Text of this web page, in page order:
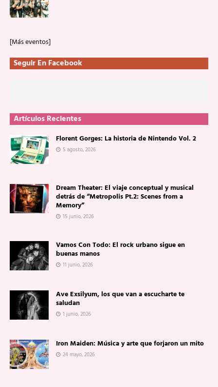
[Más eventos]
Seguir En Facebook
Artículos Recientes
Florent Gorges: La historia de Nintendo Vol. 2
5 agosto, 2026
Dream Theater: El viaje conceptual y musical
detrás de “Metropolis Pt.2: Scenes from a
Memory”
15 junio, 2026
Vamos Con Todo: El rock urbano sigue en
buenas manos
11 junio, 2026
Ave Exsilyum, los que van a escucharte te
saludan
1 junio, 2026
Iron Maiden: Música y arte que forjaron un mito
24 mayo, 2026